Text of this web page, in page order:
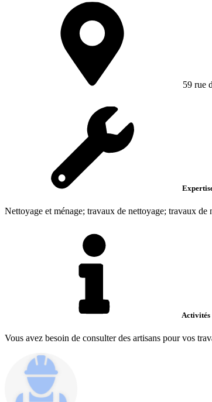
59 rue
Nettoyage et ménage; travaux de nettoyage; travaux de
Activités
Vous avez besoin de consulter des artisans pour vos